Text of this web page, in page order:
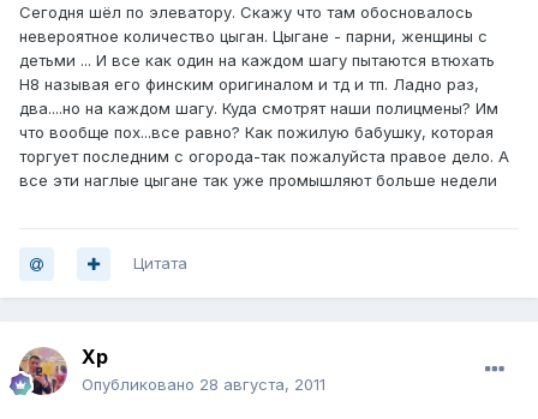
Сегодня шёл по элеватору. Скажу что там обосновалось
невероятное количество цыган. Цыгане - парни, женщины с
детьми ... И все как один на каждом шагу пытаются втюхать
Н8 называя его финским оригиналом и тд и тп. Ладно раз,
два....но на каждом шагу. Куда смотрят наши полицмены? Им
что вообще пох...все равно? Как пожилую бабушку, которая
торгует последним с огорода-так пожалуйста правое дело. А
все эти наглые цыгане так уже промышляют больше недели
Цитата
Хр
Опубликовано 28 августа, 2011